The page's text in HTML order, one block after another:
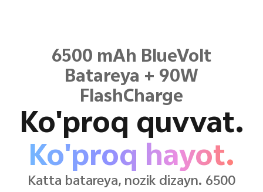
6500 mAh BlueVolt
Batareya + 90W
FlashCharge
Ko'proq quvvat.
Ko'proq hayot.
Katta batareya, nozik dizayn. 6500